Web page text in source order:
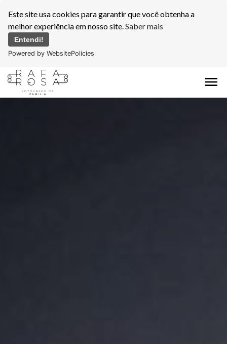
Este site usa cookies para garantir que você obtenha a
melhor experiência em nosso site.Saber mais
Entendi!
Powered by WebsitePolicies
menu